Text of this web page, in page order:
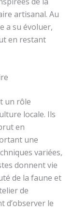
artisanal. Au
a su évoluer,
en restant
un rôle
locale. Ils
en
une
variées,
donnent vie
de la faune et
de
d’observer le